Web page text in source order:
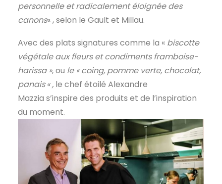
personnelle et radicalement éloignée des
canons« , selon le Gault et Millau.
Avec des plats signatures comme la « biscotte
végétale aux fleurs et condiments framboise-
harissa », ou le « coing, pomme verte, chocolat,
panais « , le chef étoilé Alexandre
Mazzia s’inspire des produits et de l’inspiration
du moment.